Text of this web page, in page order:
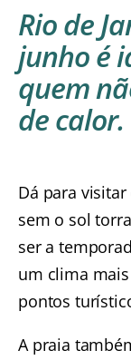
Rio de
junho é
quem
de calor.
Dá para
sem o sol
ser a
um clima
pontos
A praia